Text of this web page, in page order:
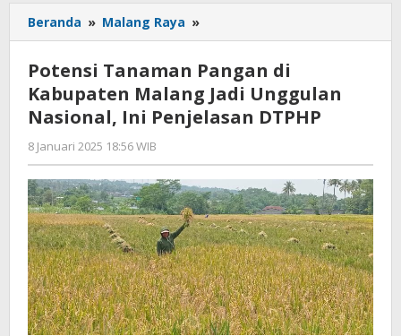
Beranda » Malang Raya »
Tanaman
di
Kabupaten
Malang
Ini
Penjelasan
DTPHP
Potensi Tanaman Pangan di
Kabupaten Malang Jadi Unggulan
Nasional, Ini Penjelasan DTPHP
8 Januari 2025 18:56 WIB
Faisal